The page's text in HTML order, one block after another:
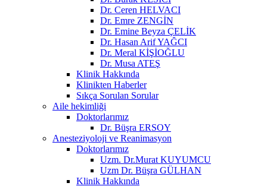
Dr. Ceren HELVACI
Dr. Emre ZENGİN
Dr. Emine Beyza ÇELİK
Dr. Hasan Arif YAĞCI
Dr. Meral KİŞİOĞLU
Dr. Musa ATEŞ
Klinik Hakkında
Klinikten Haberler
Sıkça Sorulan Sorular
Aile hekimliği
Doktorlarımız
Dr. Büşra ERSOY
Anesteziyoloji ve Reanimasyon
Doktorlarımız
Uzm. Dr.Murat KUYUMCU
Uzm Dr. Büşra GÜLHAN
Klinik Hakkında